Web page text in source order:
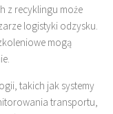
z recyklingu może
logistyki odzysku.
mogą
takich jak systemy
transportu,